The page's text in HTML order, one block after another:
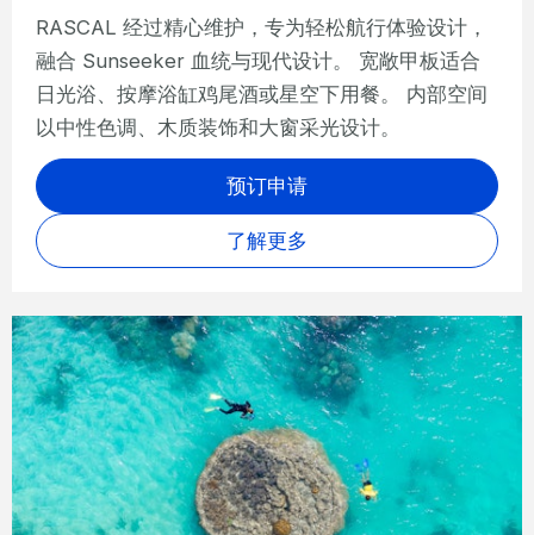
RASCAL 经过精心维护，专为轻松航行体验设计，
融合 Sunseeker 血统与现代设计。 宽敞甲板适合
日光浴、按摩浴缸鸡尾酒或星空下用餐。 内部空间
以中性色调、木质装饰和大窗采光设计。
预订申请
了解更多